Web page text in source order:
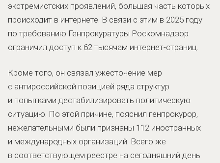
экстремистских проявлений, большая часть которых
происходит в интернете. В связи с этим в 2025 году
по требованию Генпрокуратуры Роскомнадзор
ограничил доступ к 62 тысячам интернет-страниц.
Кроме того, он связал ужесточение мер
с антироссийской позицией ряда структур
и попытками дестабилизировать политическую
ситуацию. По этой причине, пояснил генпрокурор,
нежелательными были признаны 112 иностранных
и международных организаций. Всего же
в соответствующем реестре на сегодняшний день